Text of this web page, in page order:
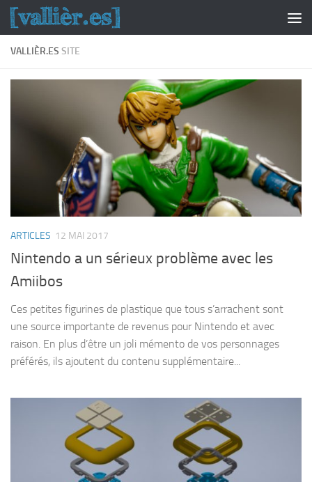
Skip to content
VALLIÈR.ES SITE
ARTICLES 12 MAI 2017
Nintendo a un sérieux problème avec les
Amiibos
Ces petites figurines de plastique que tous s’arrachent sont
une source importante de revenus pour Nintendo et avec
raison. En plus d’être un joli mémento de vos personnages
préférés, ils ajoutent du contenu supplémentaire...